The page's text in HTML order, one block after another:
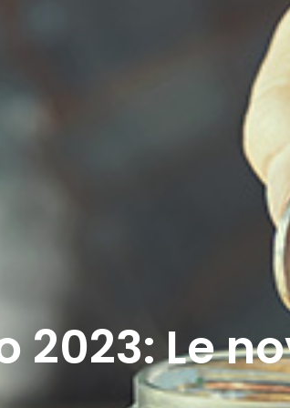
2023: Le